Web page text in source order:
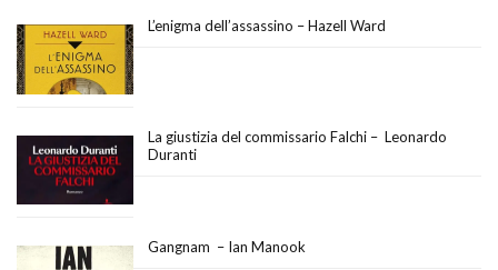
L’enigma dell’assassino – Hazell Ward
La giustizia del commissario Falchi – Leonardo
Duranti
Gangnam – Ian Manook